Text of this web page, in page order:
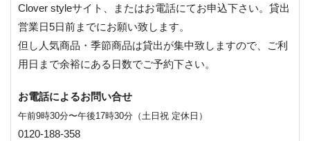
Clover styleサイト、またはお電話にてお申込下さい。貸出
営業日5日前までにお願い致します。
但し人気商品・季節商品は貸出が集中致しますので、ご利
用日まで余裕にある日数でご予約下さい。
お電話によるお問い合せ
午前9時30分〜午後17時30分（土日祝 定休日）
0120-188-358